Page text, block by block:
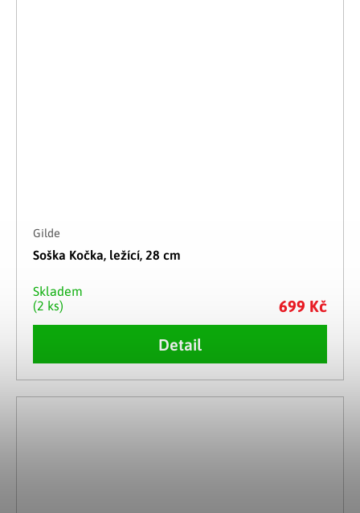
Gilde
Soška Kočka, ležící, 28 cm
Skladem
(2 ks)
699 Kč
Detail